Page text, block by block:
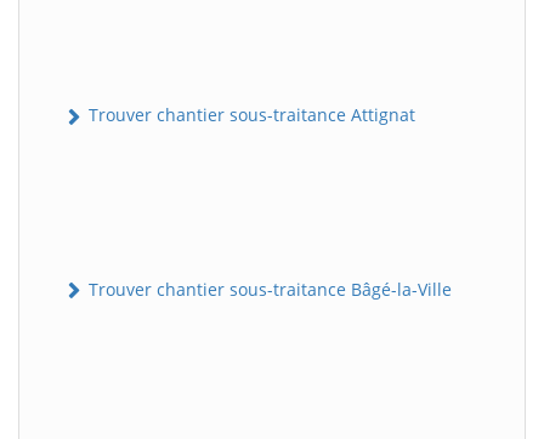
Trouver chantier sous-traitance Attignat
Trouver chantier sous-traitance Bâgé-la-Ville